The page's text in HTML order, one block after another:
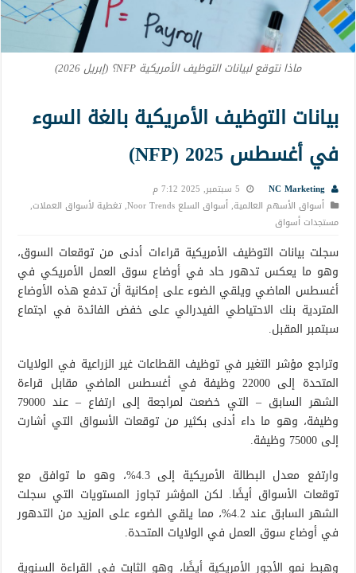
ماذا نتوقع لبيانات التوظيف الأمريكية NFP؟ (إبريل 2026)
بيانات التوظيف الأمريكية بالغة السوء
في أغسطس 2025 (NFP)
NC Marketing
5 سبتمبر, 2025 7:12 م
أسواق الأسهم العالمية,أسواق السلع Noor Trends ,تغطية لأسواق العملات,
مستجدات أسواق
سجلت بيانات التوظيف الأمريكية قراءات أدنى من توقعات السوق،
وهو ما يعكس تدهور حاد في أوضاع سوق العمل الأمريكي في
أغسطس الماضي ويلقي الضوء على إمكانية أن تدفع هذه الأوضاع
المتردية بنك الاحتياطي الفيدرالي على خفض الفائدة في اجتماع
سبتمبر المقبل.
وتراجع مؤشر التغير في توظيف القطاعات غير الزراعية في الولايات
المتحدة إلى 22000 وظيفة في أغسطس الماضي مقابل قراءة
الشهر السابق – التي خضعت لمراجعة إلى ارتفاع – عند 79000
وظيفة، وهو ما داء أدنى بكثير من توقعات الأسواق التي أشارت
إلى 75000 وظيفة.
وارتفع معدل البطالة الأمريكية إلى 4.3%، وهو ما توافق مع
توقعات الأسواق أيضًا. لكن المؤشر تجاوز المستويات التي سجلت
الشهر السابق عند 4.2%، مما يلقي الضوء على المزيد من التدهور
في أوضاع سوق العمل في الولايات المتحدة.
وهبط نمو الأجور الأمريكية أيضًا، وهو الثابت في القراءة السنوية